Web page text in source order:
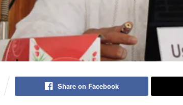
Share on Facebook